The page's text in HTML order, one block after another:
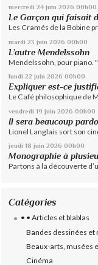
mercredi 24 juin 2026 00h00
Le Garçon qui faisait
Les Cramés de la Bobine
mardi 23 juin 2026 00h00
L’autre Mendelssohn
Mendelssohn, pour piano.
lundi 22 juin 2026 00h00
Expliquer est-ce
Le Café philosophique de
vendredi 19 juin 2026 00h00
Il sera beaucoup
Lionel Langlais sort son
jeudi 18 juin 2026 00h00
Monographie à
Partons à la découverte
Catégories
• • Articles et blablas
Bandes dessinées et
Beaux-arts, musées
Cinéma